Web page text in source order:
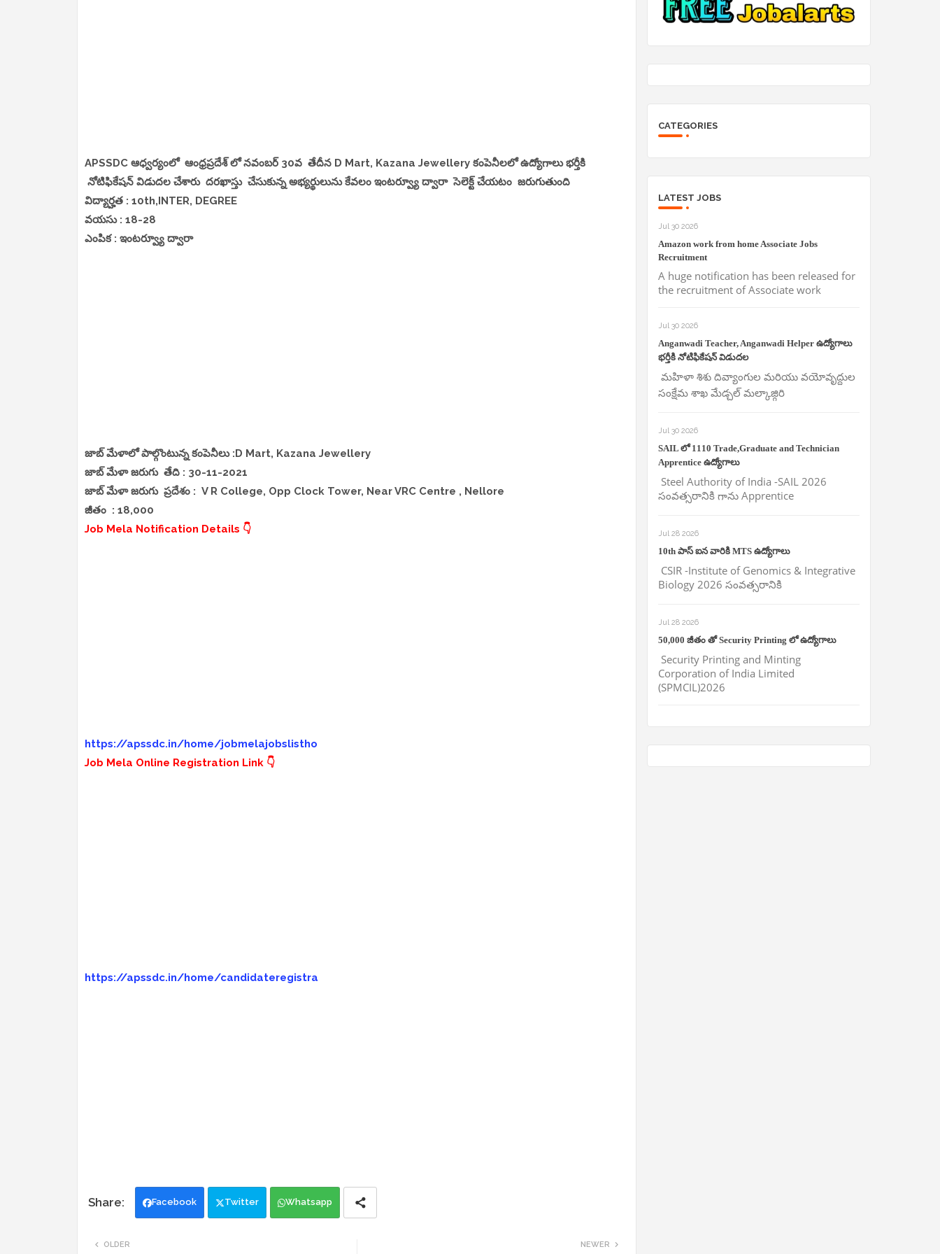
APSSDC ఆధ్వర్యంలో ఆంధ్రప్రదేశ్ లో నవంబర్ 30వ తేదీన D Mart, Kazana Jewellery కంపెనీలలో ఉద్యోగాలు భర్తీకి
నోటిఫికేషన్ విడుదల చేశారు దరఖాస్తు చేసుకున్న అభ్యర్థులును కేవలం ఇంటర్వ్యూ ద్వారా సెలెక్ట్ చేయటం జరుగుతుంది
విద్యార్హత : 10th,INTER, DEGREE
వయసు : 18-28
ఎంపిక : ఇంటర్వ్యూ ద్వారా
జాబ్ మేళాలో పాల్గొంటున్న కంపెనీలు :D Mart, Kazana Jewellery
జాబ్ మేళా జరుగు తేది : 30-11-2021
జాబ్ మేళా జరుగు ప్రదేశం : V R College, Opp Clock Tower, Near VRC Centre , Nellore
జీతం : 18,000
Job Mela Notification Details 👇
https://apssdc.in/home/jobmelajobslistho
Job Mela Online Registration Link 👇
https://apssdc.in/home/candidateregistra
Facebook Twitter Whatsapp
NEWER
OLDER
CATEGORIES
LATEST JOBS
Jul 30 2026
Amazon work from home Associate Jobs
Recruitment
A huge notification has been released for
the recruitment of Associate work
Jul 30 2026
Anganwadi Teacher, Anganwadi Helper ఉద్యోగాలు
భర్తీకి నోటిఫికేషన్ విడుదల
మహిళా శిశు దివ్యాంగుల మరియు వయోవృద్దుల
సంక్షేమ శాఖ మేడ్చల్ మల్కాజ్గిరి
Jul 30 2026
SAIL లో 1110 Trade,Graduate and Technician
Apprentice ఉద్యోగాలు
Steel Authority of India -SAIL 2026
సంవత్సరానికి గాను Apprentice
Jul 28 2026
10th పాస్ ఐన వారికి MTS ఉద్యోగాలు
CSIR -Institute of Genomics & Integrative
Biology 2026 సంవత్సరానికి
Jul 28 2026
50,000 జీతం తో Security Printing లో ఉద్యోగాలు
Security Printing and Minting
Corporation of India Limited
(SPMCIL)2026